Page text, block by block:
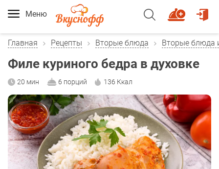
Меню
Главная Рецепты Вторые блюда Вторые блюда
Филе куриного бедра в духовке
20 мин 6 порций 136 Ккал